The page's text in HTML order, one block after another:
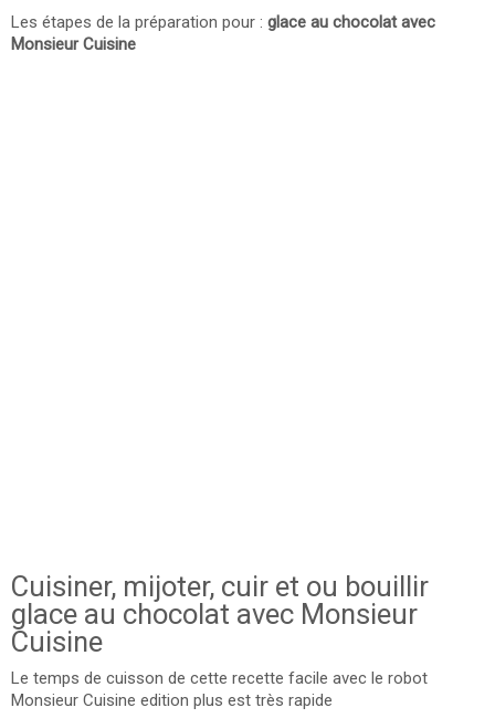
Les étapes de la préparation pour : glace au chocolat avec
Monsieur Cuisine
Cuisiner, mijoter, cuir et ou bouillir
glace au chocolat avec Monsieur
Cuisine
Le temps de cuisson de cette recette facile avec le robot
Monsieur Cuisine edition plus est très rapide